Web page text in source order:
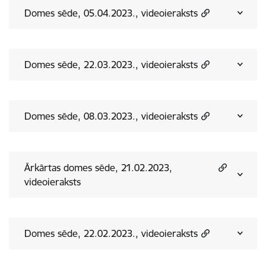
Domes sēde, 05.04.2023., videoieraksts
Domes sēde, 22.03.2023., videoieraksts
Domes sēde, 08.03.2023., videoieraksts
Ārkārtas domes sēde, 21.02.2023,
videoieraksts
Domes sēde, 22.02.2023., videoieraksts